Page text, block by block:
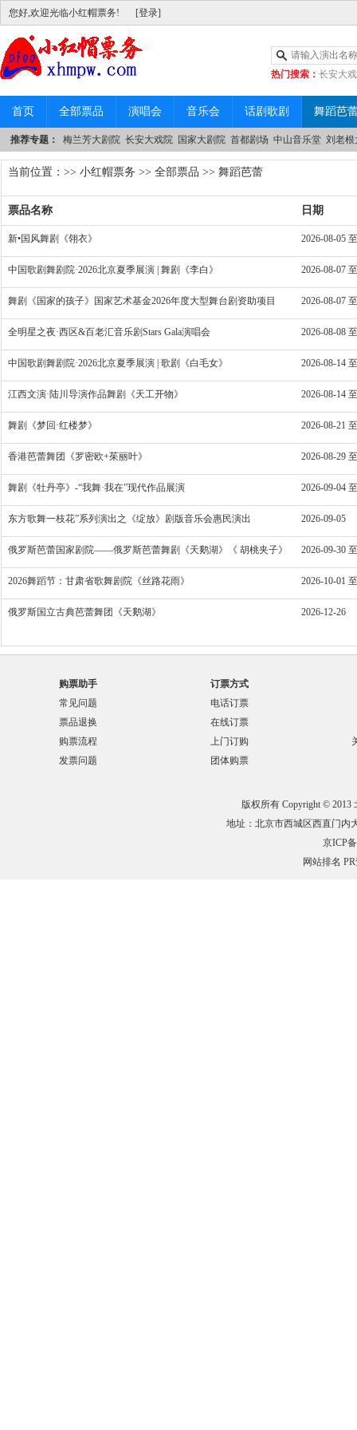
您好,欢迎光临小红帽票务! [登录]
热门搜索： 长安大
|中山音乐堂
首页 全部票品 演唱会 音乐会 话剧歌剧 舞蹈芭
推荐专题： 梅兰芳大剧院 长安大戏院 国家大剧院 首都剧场 中山音乐堂 刘老根
当前位置：>> 小红帽票务 >> 全部票品 >> 舞蹈芭蕾
票品名称 日期
新•国风舞剧《翎衣》 2026-08-05
中国歌剧舞剧院·2026北京夏季展演 | 舞剧《李白》 2026-08-07
舞剧《国家的孩子》国家艺术基金2026年度大型舞台剧资助项目 2026-08-07
全明星之夜·西区&百老汇音乐剧Stars Gala演唱会 2026-08-08
中国歌剧舞剧院·2026北京夏季展演 | 歌剧《白毛女》 2026-08-14
江西文演·陆川导演作品舞剧《天工开物》 2026-08-14
舞剧《梦回·红楼梦》 2026-08-21
香港芭蕾舞团《罗密欧+茱丽叶》 2026-08-29
舞剧《牡丹亭》-“我舞·我在”现代作品展演 2026-09-04
东方歌舞一枝花”系列演出之《绽放》剧版音乐会惠民演出 2026-09-05
俄罗斯芭蕾国家剧院——俄罗斯芭蕾舞剧《天鹅湖》《 胡桃夹子》 2026-09-30
2026舞蹈节：甘肃省歌舞剧院《丝路花雨》 2026-10-01
俄罗斯国立古典芭蕾舞团《天鹅湖》 2026-12-26
购票助手
常见问题
票品退换
购票流程
发票问题
订票方式
电话订票
在线订票
上门订购
团体购票
版权所有 Copyright © 2013
地址：北京市西城区西直门内
京ICP
网站排名